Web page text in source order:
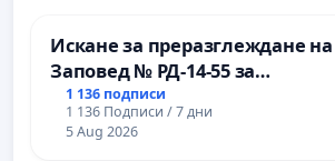
Искане за преразглеждане на
Заповед № РД-14-55 за
вливането на
Професионалната гимназия по
промишлени технологии в
1 136 подписи
1 136 Подписи / 7 дни
5 Aug 2026